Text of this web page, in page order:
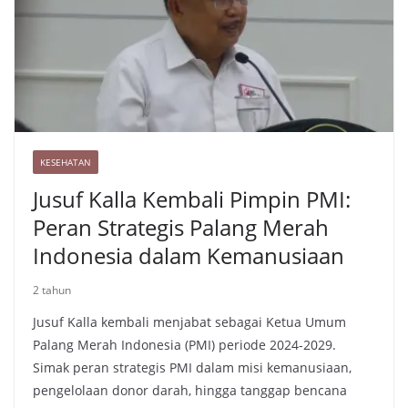
k
KESEHATAN
Jusuf Kalla Kembali Pimpin PMI:
Peran Strategis Palang Merah
Indonesia dalam Kemanusiaan
2 tahun
Jusuf Kalla kembali menjabat sebagai Ketua Umum
Palang Merah Indonesia (PMI) periode 2024-2029.
Simak peran strategis PMI dalam misi kemanusiaan,
pengelolaan donor darah, hingga tanggap bencana